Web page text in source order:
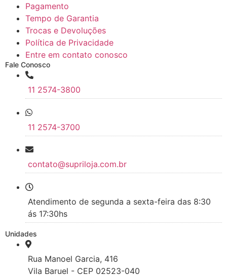
Pagamento
Tempo de Garantia
Trocas e Devoluções
Política de Privacidade
Entre em contato conosco
Fale Conosco
11 2574-3800
11 2574-3700
contato@supriloja.com.br
Atendimento de segunda a sexta-feira das 8:30
ás 17:30hs
Unidades
Rua Manoel Garcia, 416
Vila Baruel - CEP 02523-040